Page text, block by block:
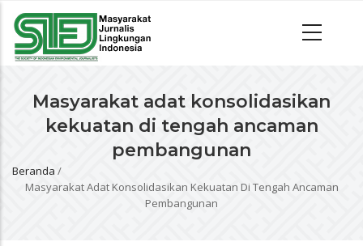
Masyarakat adat konsolidasikan
kekuatan di tengah ancaman
pembangunan
Breadcrumb
Beranda /
Masyarakat Adat Konsolidasikan Kekuatan Di Tengah Ancaman
Pembangunan